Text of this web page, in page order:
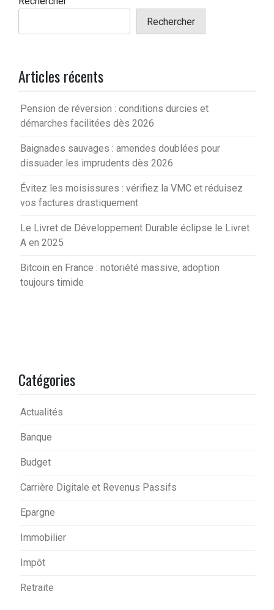
Rechercher
Articles récents
Pension de réversion : conditions durcies et
démarches facilitées dès 2026
Baignades sauvages : amendes doublées pour
dissuader les imprudents dès 2026
Évitez les moisissures : vérifiez la VMC et réduisez
vos factures drastiquement
Le Livret de Développement Durable éclipse le Livret
A en 2025
Bitcoin en France : notoriété massive, adoption
toujours timide
Catégories
Actualités
Banque
Budget
Carrière Digitale et Revenus Passifs
Epargne
Immobilier
Impôt
Retraite